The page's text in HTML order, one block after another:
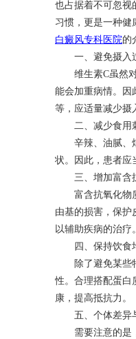
也占据着不可忽视
习惯，更是一种健
白癜风专科医院的
一、避免摄入
维生素C虽然对
能会加重病情。因
等，应适量减少摄
二、减少食用
辛辣、油腻、烟
状。因此，患者应
三、增加富含
富含抗氧化物质
由基的损害，保护
以辅助疾病的治疗。
四、保持饮食
除了避免某些特
性。合理搭配蛋白
康，提高抵抗力。
五、个体差异
需要注意的是，